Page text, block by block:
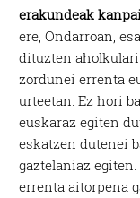
erakundeak
ere, Ondarroan,
dituzten
zordunei errenta
urteetan. Ez hori
euskaraz egiten
eskatzen dutenei
gaztelaniaz egiten.
errenta aitorpena